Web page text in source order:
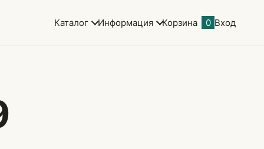
Каталог Информация Корзина 0 Вход